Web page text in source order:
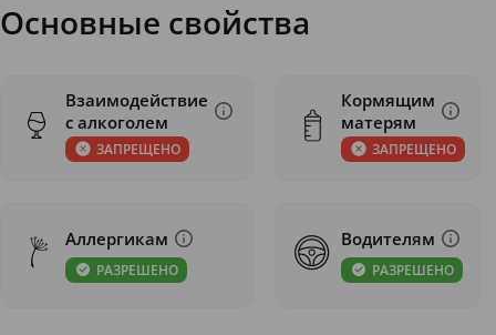
Основные свойства
Взаимодействие
с алкоголем
ЗАПРЕЩЕНО
Кормящим
матерям
ЗАПРЕЩЕНО
Аллергикам
РАЗРЕШЕНО
Водителям
РАЗРЕШЕНО